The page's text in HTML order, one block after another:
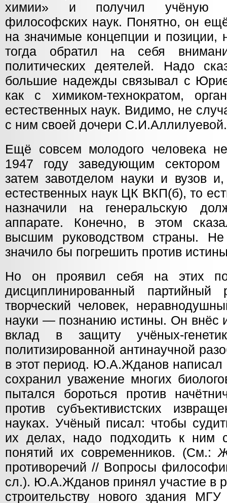
химии» и получил учёную
философских наук. Понятно, он
на значимые концепции и
тогда обратил на себя
политических деятелей. Надо
большие надежды связывал с
как с химиком-технократом,
естественных наук. Видимо, не
с ним своей дочери С.И.Аллилуевой.
Ещё совсем молодого человека
1947 году заведующим сектором
затем завотделом науки и вузов
естественных наук ЦК ВКП(б), то
назначили на генеральскую
аппарате. Конечно, в этом
высшим руководством страны.
значило бы погрешить против
Но он проявил себя на этих
дисциплинированный
творческий человек,
науки — познанию истины. Он внёс
вклад в защиту учёных-
политизированной антинаучной
в этот период. Ю.А.Жданов написал
сохранил уважение многих
пытался бороться против
против субъективистских
науках. Учёный писал: чтобы
их делах, надо подходить к ним
понятий их современников. (См.:
противоречий // Вопросы
сл.). Ю.А.Жданов принял участие в
строительству нового здания